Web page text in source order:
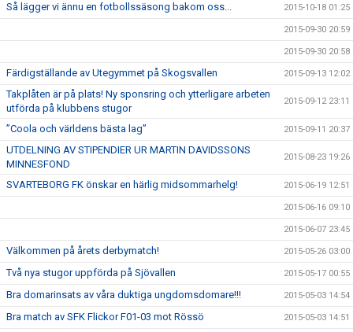
Så lägger vi ännu en fotbollssäsong bakom oss... 2015-10-18 01:25
2015-09-30 20:59
2015-09-30 20:58
Färdigställande av Utegymmet på Skogsvallen 2015-09-13 12:02
Takplåten är på plats! Ny sponsring och ytterligare arbeten
utförda på klubbens stugor
2015-09-12 23:11
”Coola och världens bästa lag” 2015-09-11 20:37
UTDELNING AV STIPENDIER UR MARTIN DAVIDSSONS
MINNESFOND
2015-08-23 19:26
SVARTEBORG FK önskar en härlig midsommarhelg! 2015-06-19 12:51
2015-06-16 09:10
2015-06-07 23:45
Välkommen på årets derbymatch! 2015-05-26 03:00
Två nya stugor uppförda på Sjövallen 2015-05-17 00:55
Bra domarinsats av våra duktiga ungdomsdomare!!! 2015-05-03 14:54
Bra match av SFK Flickor F01-03 mot Rössö 2015-05-03 14:51